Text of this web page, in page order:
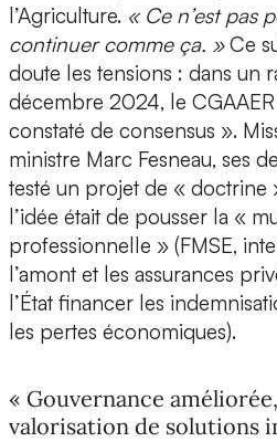
l’Agriculture. « Ce n’est pas
continuer comme ça. »Ce
doute les tensions : dans un
décembre 2024, le CGAAER
constaté de consensus ».
ministre Marc Fesneau, ses
testé un projet de « doctrine
l’idée était de pousser la «
professionnelle » (FMSE,
l’amont et les assurances
l’État financer les
les pertes économiques).
« Gouvernance
valorisation de solutions